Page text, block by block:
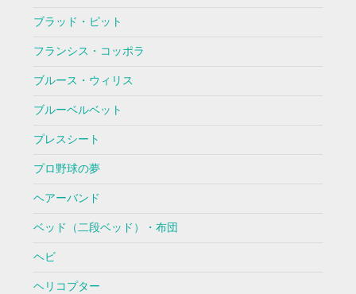
ブラッド・ピット
フランシス・コッポラ
ブルース・ウィリス
ブルーベルベット
プレスシート
プロ野球の夢
ヘアーバンド
ベッド（二段ベッド）・布団
ヘビ
ヘリコプター